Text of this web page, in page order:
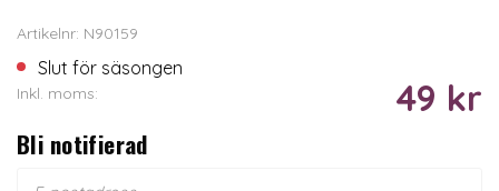
Artikelnr: N90159
Slut för säsongen
Inkl. moms: 49 kr
Bli notifierad